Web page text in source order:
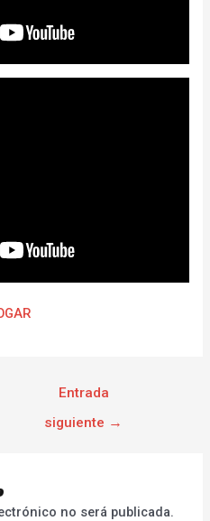
Entrada
siguiente →
no será publicada.